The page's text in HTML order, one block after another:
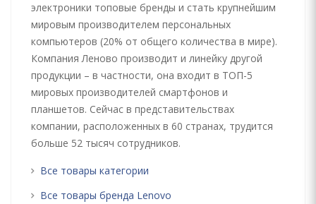
электроники топовые бренды и стать крупнейшим
мировым производителем персональных
компьютеров (20% от общего количества в мире).
Компания Леново производит и линейку другой
продукции – в частности, она входит в ТОП-5
мировых производителей смартфонов и
планшетов. Сейчас в представительствах
компании, расположенных в 60 странах, трудится
больше 52 тысяч сотрудников.
Все товары категории
Все товары бренда Lenovo